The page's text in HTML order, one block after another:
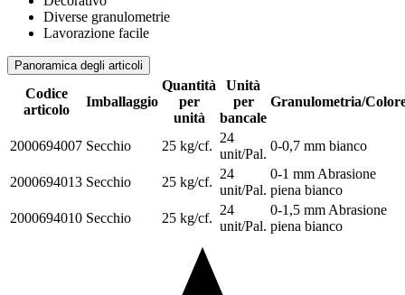
Diverse granulometrie
Lavorazione facile
Panoramica degli articoli
Codice
articolo
Imballaggio
Quantità
per
unità
Unità
per
bancale
Granulometria/
2000694007 Secchio 25 kg/cf.
24
unit/Pal.
0-0,7 mm bianco
2000694013 Secchio 25 kg/cf.
24
unit/Pal.
0-1 mm Abrasione
piena bianco
2000694010 Secchio 25 kg/cf.
24
unit/Pal.
0-1,5 mm Abrasione
piena bianco